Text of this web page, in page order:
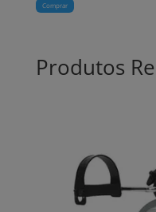
Comprar
Produtos